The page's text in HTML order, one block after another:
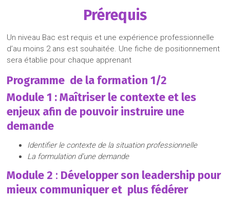
Prérequis
Un niveau Bac est requis et une expérience professionnelle
d’au moins 2 ans est souhaitée. Une fiche de positionnement
sera établie pour chaque apprenant
Programme de la formation 1/2
Module 1 :Maîtriser le contexte et les
enjeux afin de pouvoir instruire une
demande
Identifier le contexte de la situation professionnelle
La formulation d’une demande
Module 2 : Développer son leadership pour
mieux communiquer et plus fédérer